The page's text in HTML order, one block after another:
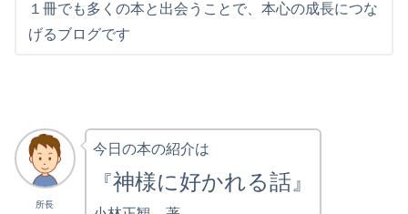
１冊でも多くの本と出会うことで、本心の成長につな
げるブログです
所長
今日の本の紹介は
『神様に好かれる話』